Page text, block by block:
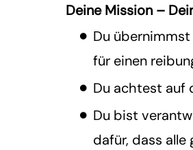
Deine Mission –
Du
für einen
Du achtest auf
Du bist
dafür, dass